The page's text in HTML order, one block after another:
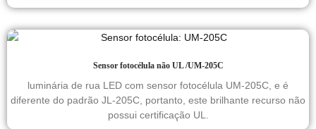
Sensor fotocélula não UL /UM-205C
luminária de rua LED com sensor fotocélula UM-205C, e é
diferente do padrão JL-205C, portanto, este brilhante recurso não
possui certificação UL.